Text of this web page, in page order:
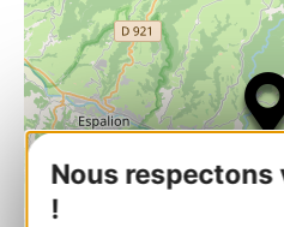
Nous respectons
!